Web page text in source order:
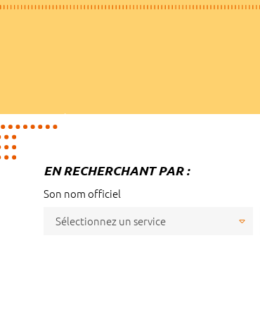
EN RECHERCHANT PAR :
Son nom officiel